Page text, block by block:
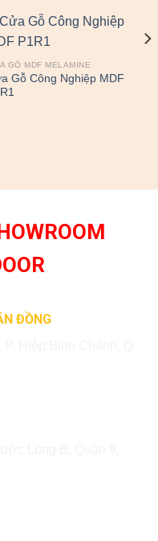
GỖ MDF MELAMINE
Gỗ Công Nghiệp MDF
ĐỒNG